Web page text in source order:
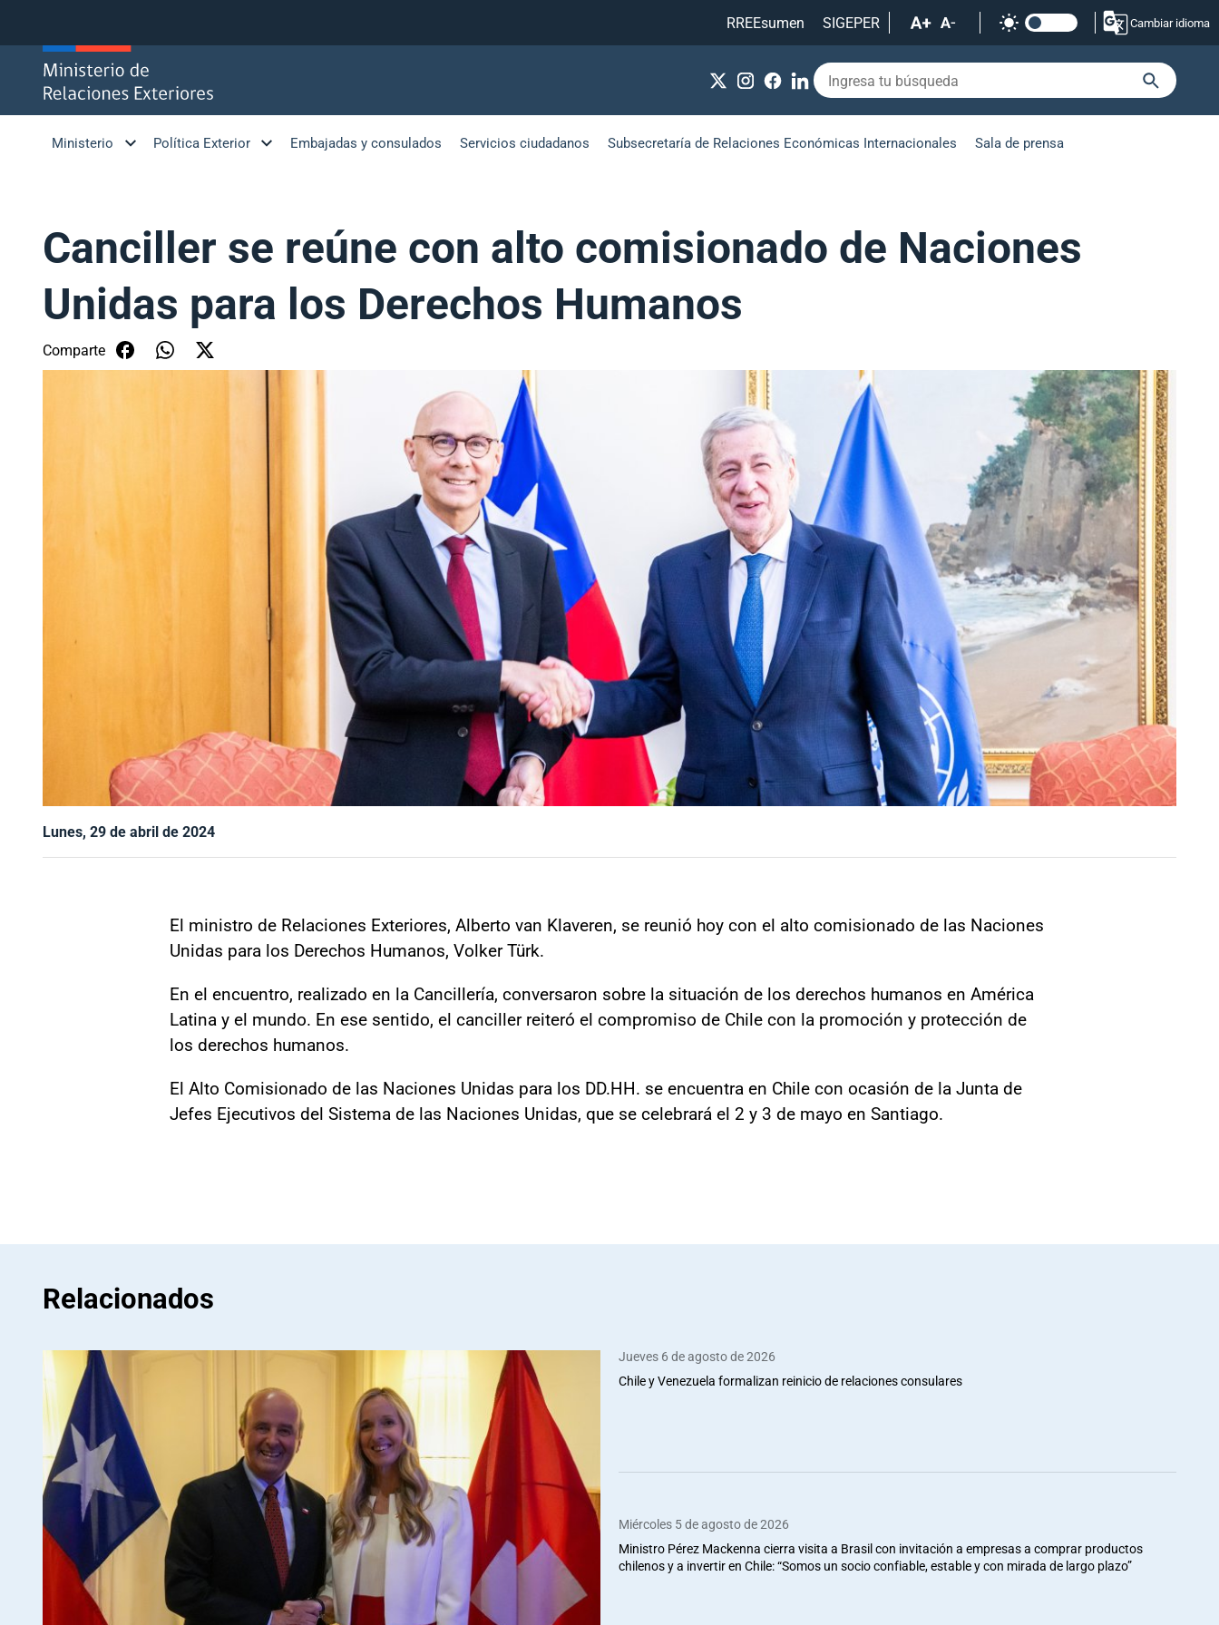
RREEsumen
SIGEPER Cambiar idioma
Ministerio Política Exterior Embajadas y consulados Servicios ciudadanos Subsecretaría de Relaciones Económicas Internacionales Sala de prensa
Canciller se reúne con alto comisionado de Naciones
Unidas para los Derechos Humanos
Comparte
Lunes, 29 de abril de 2024
El ministro de Relaciones Exteriores, Alberto van Klaveren, se reunió hoy con el alto comisionado de las Naciones
Unidas para los Derechos Humanos, Volker Türk.
En el encuentro, realizado en la Cancillería, conversaron sobre la situación de los derechos humanos en América
Latina y el mundo. En ese sentido, el canciller reiteró el compromiso de Chile con la promoción y protección de
los derechos humanos.
El Alto Comisionado de las Naciones Unidas para los DD.HH. se encuentra en Chile con ocasión de la Junta de
Jefes Ejecutivos del Sistema de las Naciones Unidas, que se celebrará el 2 y 3 de mayo en Santiago.
Relacionados
Jueves 6 de agosto de 2026
Chile y Venezuela formalizan reinicio de relaciones consulares
Miércoles 5 de agosto de 2026
Ministro Pérez Mackenna cierra visita a Brasil con invitación a empresas a comprar productos
chilenos y a invertir en Chile: “Somos un socio confiable, estable y con mirada de largo plazo”